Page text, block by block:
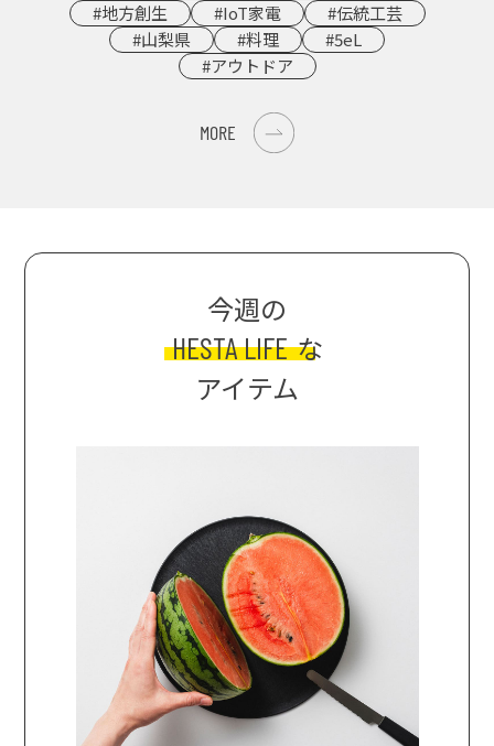
#地方創生
#IoT家電
#伝統工芸
#山梨県
#料理
#5eL
#アウトドア
MORE
今週の
HESTA LIFE な
アイテム